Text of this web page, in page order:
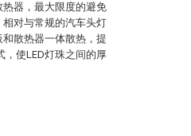
器，最大限度的避免
对与常规的汽车头灯
散热器一体散热，提
，使LED灯珠之间的厚